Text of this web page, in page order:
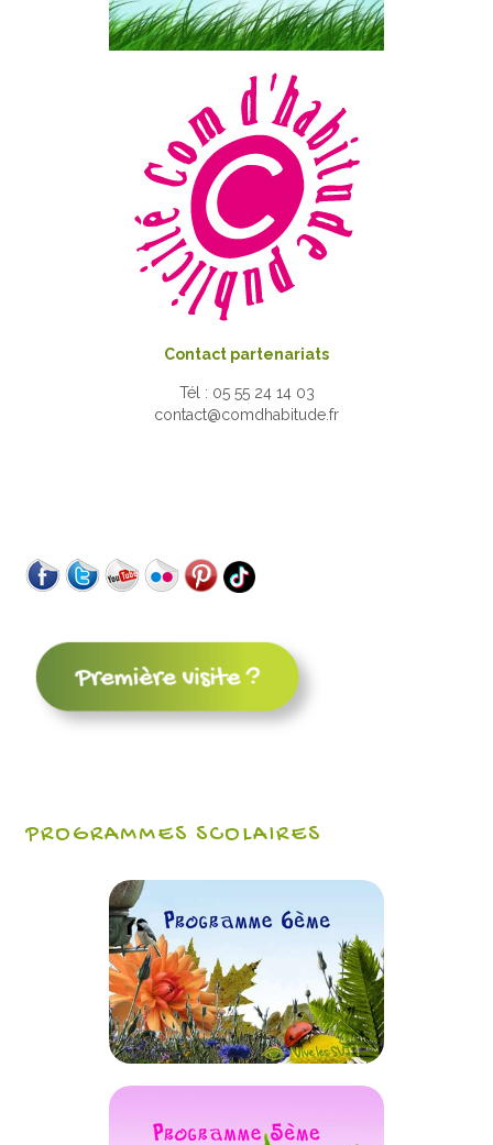
Contact partenariats
Tél : 05 55 24 14 03
contact@comdhabitude.fr
PROGRAMMES SCOLAIRES